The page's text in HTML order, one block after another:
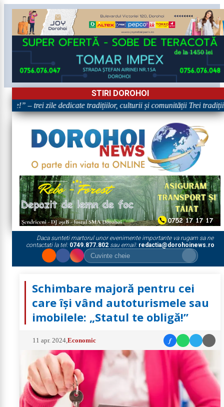
STIRI DOROHOI
– trei zile dedicate tradițiilor, culturii și comunității Trei tradiții.
Daca sunteti martorul unor evenimente importante va rugam sa ne
contactati la tel: 0749.877.802sau email: redactia@dorohoinews.ro
Schimbare majoră pentru cei
care își vând autoturismele sau
imobilele: „Statul te obligă!”
11 apr. 2024 ,Economic f